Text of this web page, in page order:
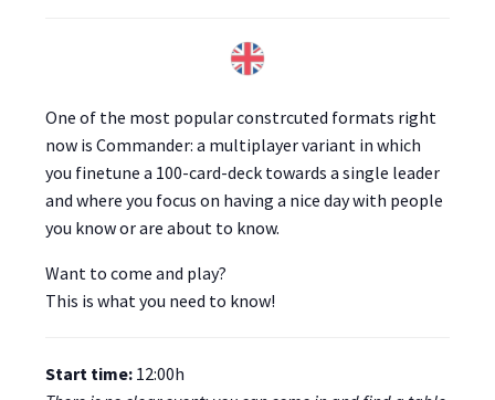
One of the most popular constrcuted formats right
now is Commander: a multiplayer variant in which
you finetune a 100-card-deck towards a single leader
and where you focus on having a nice day with people
you know or are about to know.
Want to come and play?
This is what you need to know!
Start time: 12:00h